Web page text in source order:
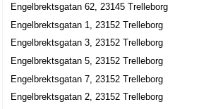
Engelbrektsgatan 62, 23145 Trelleborg
Engelbrektsgatan 1, 23152 Trelleborg
Engelbrektsgatan 3, 23152 Trelleborg
Engelbrektsgatan 5, 23152 Trelleborg
Engelbrektsgatan 7, 23152 Trelleborg
Engelbrektsgatan 2, 23152 Trelleborg